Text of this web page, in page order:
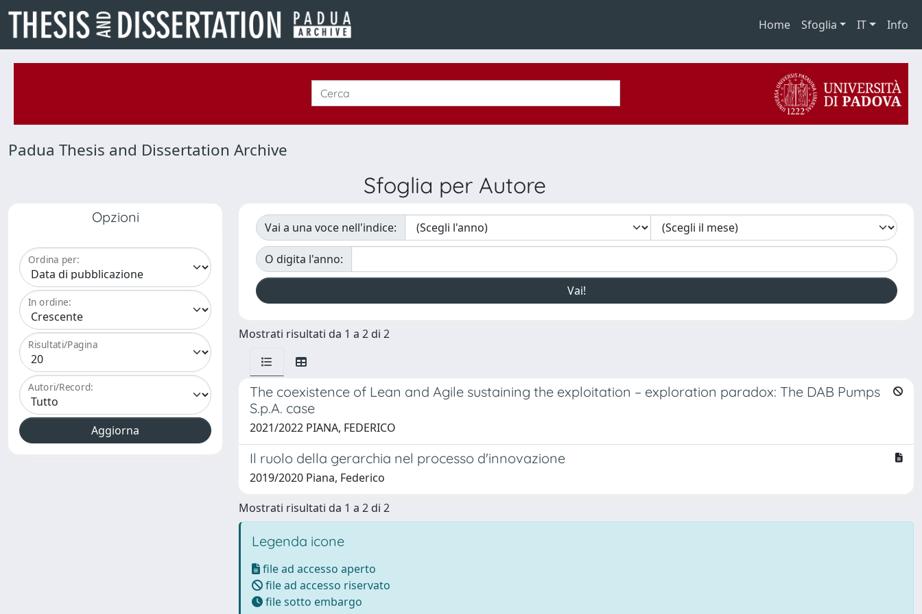
Home Sfoglia IT Info
Padua Thesis and Dissertation Archive
Sfoglia per Autore
Opzioni
Ordina per:
In ordine:
Risultati/Pagina
Autori/Record:
Vai a una voce nell'indice:
O digita l'anno:
Mostrati risultati da 1 a 2 di 2
The coexistence of Lean and Agile sustaining the exploitation – exploration paradox: The DAB Pumps
S.p.A. case
2021/2022 PIANA, FEDERICO
Il ruolo della gerarchia nel processo d'innovazione
2019/2020 Piana, Federico
Mostrati risultati da 1 a 2 di 2
Legenda icone
file ad accesso aperto
file ad accesso riservato
file sotto embargo